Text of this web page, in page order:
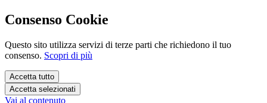
Consenso Cookie
Questo sito utilizza servizi di terze parti che richiedono il tuo
consenso. Scopri di più
Accetta tutto
Accetta selezionati
Vai al contenuto